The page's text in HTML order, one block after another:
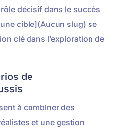
décisif dans le succès
cible](Aucun slug) se
clé dans l’exploration de
de
à combiner des
et une gestion